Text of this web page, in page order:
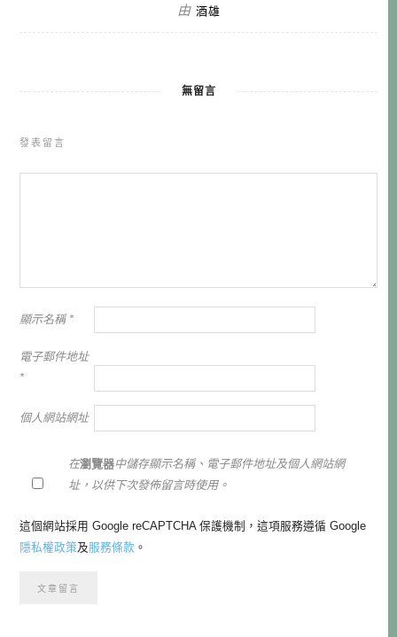
由 酒雄
無留言
發表留言
顯示名稱 *
電子郵件地址
*
個人網站網址
在瀏覽器中儲存顯示名稱、電子郵件地址及個人網站網
址，以供下次發佈留言時使用。
這個網站採用 Google reCAPTCHA 保護機制，這項服務遵循 Google
隱私權政策及服務條款 。